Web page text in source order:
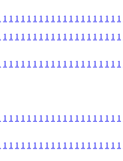
1 1 1 1 1 1 1 1 1 1 1 1 1 1 1 1 1 1 1 1
1 1 1 1 1 1 1 1 1 1 1 1 1 1 1 1 1 1 1 1
1 1 1 1 1 1 1 1 1 1 1 1 1 1 1 1 1 1 1 1
1 1 1 1 1 1 1 1 1 1 1 1 1 1 1 1 1 1 1 1
1 1 1 1 1 1 1 1 1 1 1 1 1 1 1 1 1 1 1 1